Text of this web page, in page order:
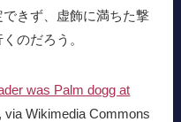
きず、虚飾に満ちた撃
のだろう。
was Palm dogg at
via Wikimedia Commons